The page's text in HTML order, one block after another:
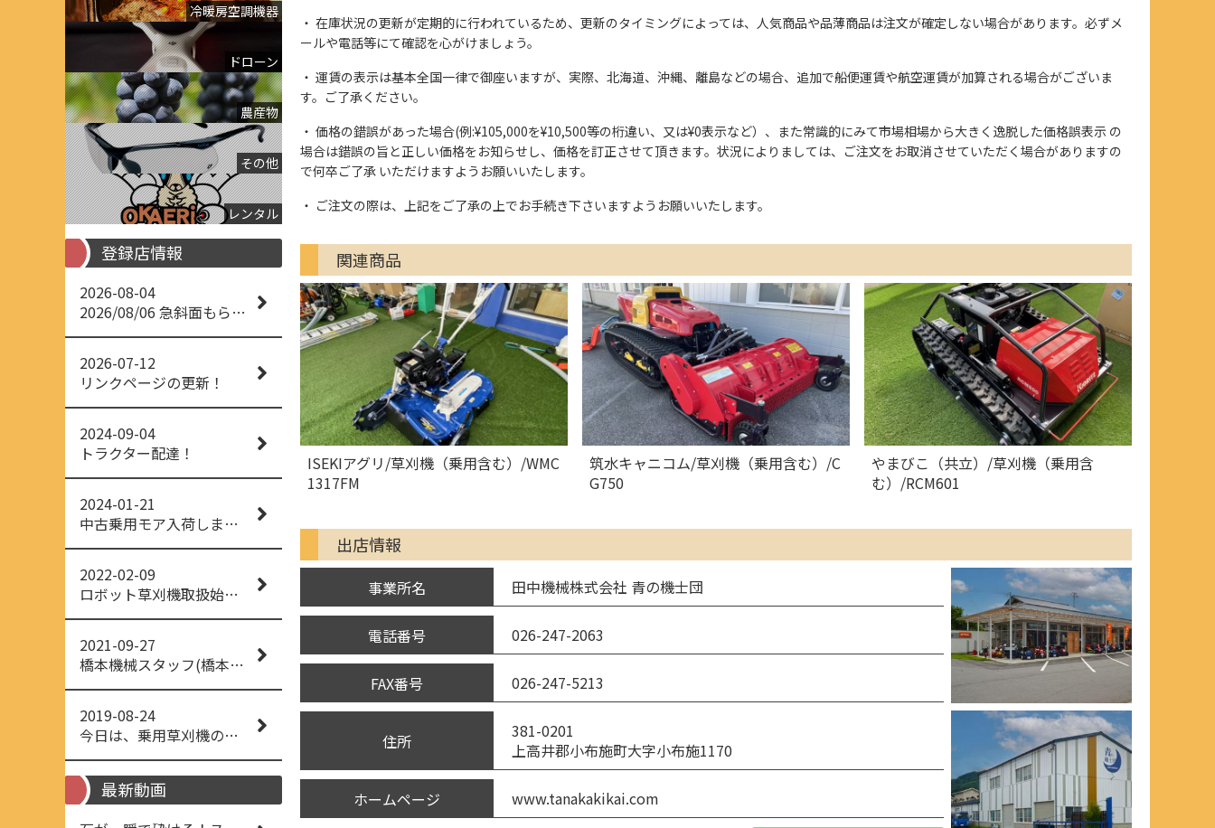
冷暖房空調機器
ドローン
農産物
その他
レンタル
登録店情報
2026-08-04
2026/08/06 急斜面もらくらく草刈り
2026-07-12
リンクページの更新！
2024-09-04
トラクター配達！
2024-01-21
中古乗用モア入荷しました！
2022-02-09
ロボット草刈機取扱始めました！
2021-09-27
橋本機械スタッフ(橋本機械(株))
2019-08-24
今日は、乗用草刈機の納品でした！ 流行りの、4WD！ #イセキアグリ #オーレック #四駆 #増税間近
最新動画
在庫状況の更新が定期的に行われているため、更新のタイミングによっては、人気商品や品薄商品は注文が確定しない場合があります。必ずメ
ールや電話等にて確認を心がけましょう。
運賃の表示は基本全国一律で御座いますが、実際、北海道、沖縄、離島などの場合、追加で船便運賃や航空運賃が加算される場合がございま
す。ご了承ください。
価格の錯誤があった場合(例:¥105,000を¥10,500等の桁違い、又は¥0表示など）、また常識的にみて市場相場から大きく逸脱した価格誤表示 の
場合は錯誤の旨と正しい価格をお知らせし、価格を訂正させて頂きます。状況によりましては、ご注文をお取消させていただく場合がありますの
で何卒ご了承 いただけますようお願いいたします。
ご注文の際は、上記をご了承の上でお手続き下さいますようお願いいたします。
関連商品
ISEKIアグリ/草刈機（乗用含む）/WMC
1317FM
筑水キャニコム/草刈機（乗用含む）/C
G750
やまびこ（共立）/草刈機（乗用含
む）/RCM601
出店情報
事業所名 田中機械株式会社 青の機士団
電話番号 026-247-2063
FAX番号 026-247-5213
住所
381-0201
上高井郡小布施町大字小布施1170
ホームページ www.tanakakikai.com